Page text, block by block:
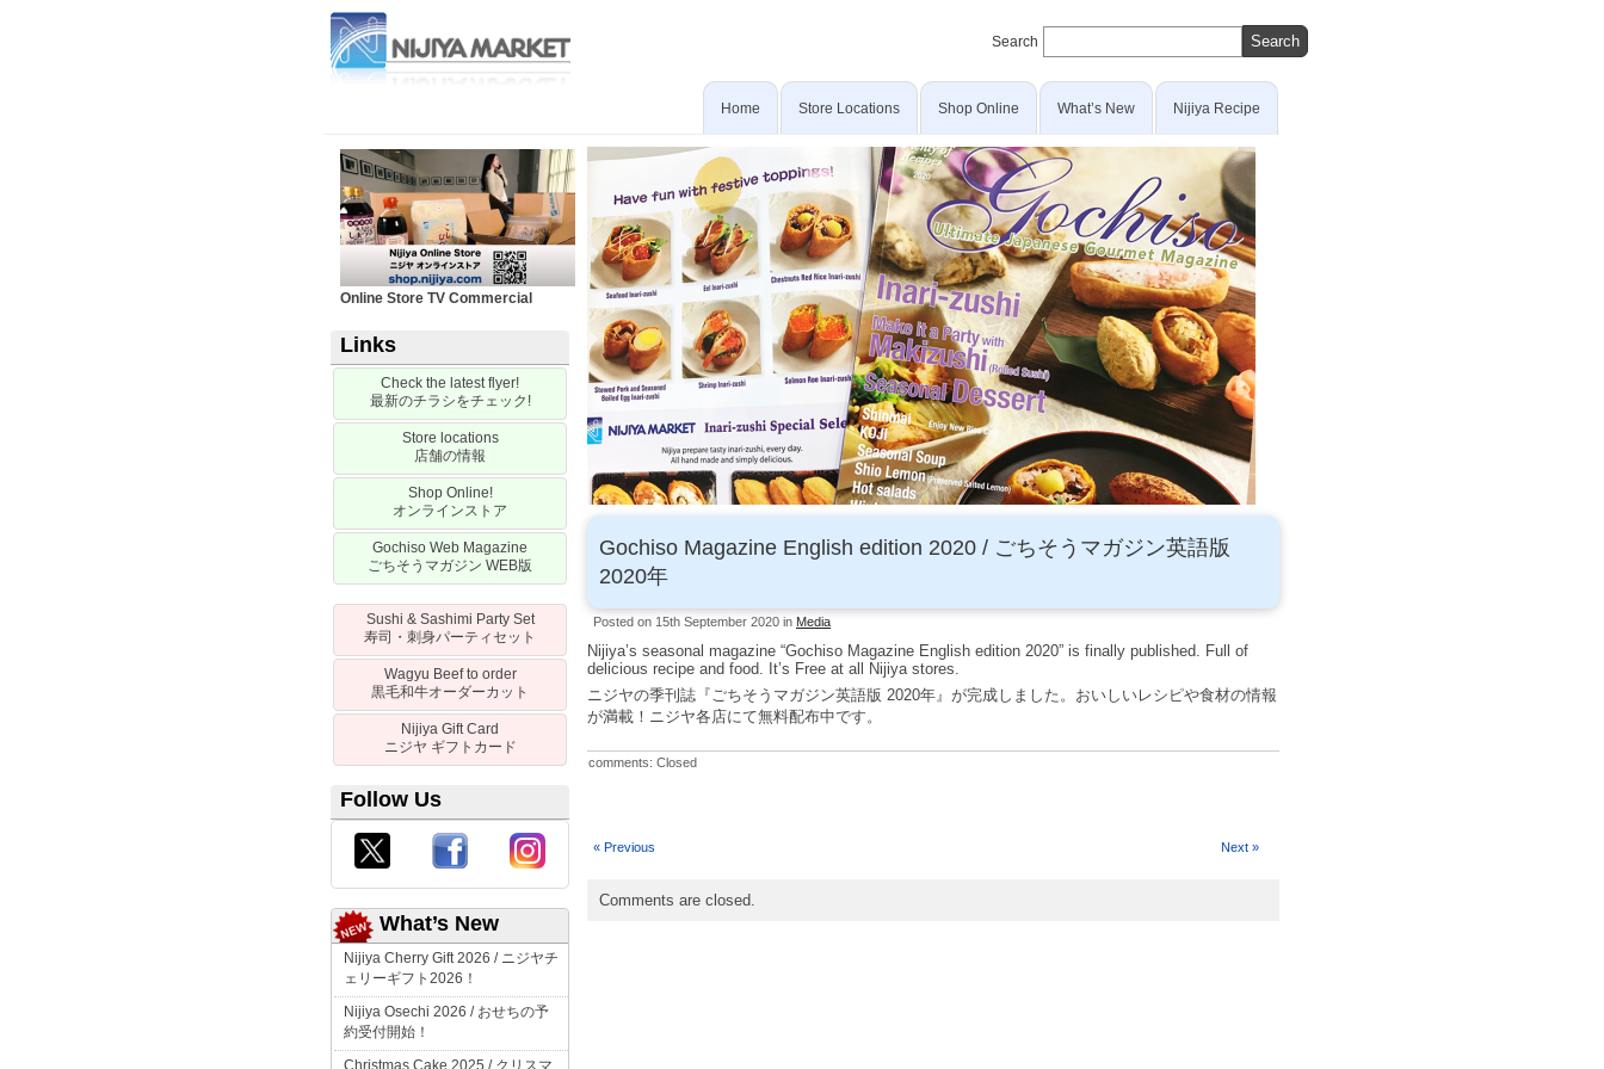
Search
Home Store Locations Shop Online What’s New Nijiya Recipe
Online Store TV Commercial
Links
Check the latest flyer!
最新のチラシをチェック !
Store locations
店舗の情報
Shop Online!
オンラインストア
Gochiso Web Magazine
ごちそうマガジン WEB版
Sushi & Sashimi Party Set
寿司・刺身パーティセット
Wagyu Beef to order
黒毛和牛オーダーカット
Nijiya Gift Card
ニジヤ ギフトカード
Follow Us
What’s New
Nijiya Cherry Gift 2026 / ニジヤチ
ェリーギフト 2026！
Nijiya Osechi 2026 / おせちの予
約受付開始！
Christmas Cake 2025 / クリスマ
Gochiso Magazine English edition 2020 / ごちそうマガジン英語版
2020年
Posted on 15th September 2020 in Media
Nijiya’s seasonal magazine “Gochiso Magazine English edition 2020” is finally published. Full of
delicious recipe and food. It’s Free at all Nijiya stores.
ニジヤの季刊誌『ごちそうマガジン英語版 2020年』が完成しました。おいしいレシピや食材の情報
が満載！ニジヤ各店にて無料配布中です。
comments: Closed
« Previous Next »
Comments are closed.